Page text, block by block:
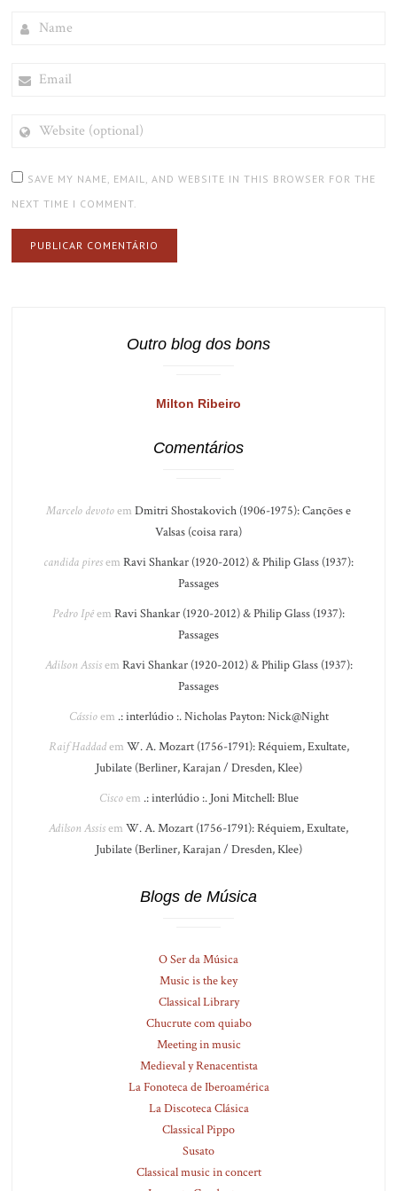
(OPTIONAL)
SAVE MY NAME, EMAIL, AND WEBSITE IN THIS BROWSER FOR THE
NEXT TIME I COMMENT.
Outro blog dos bons
Milton Ribeiro
Comentários
Marcelo devotoem Dmitri Shostakovich (1906-1975): Canções e
Valsas (coisa rara)
candida piresem Ravi Shankar (1920-2012) & Philip Glass (1937):
Passages
Pedro Ipêem Ravi Shankar (1920-2012) & Philip Glass (1937):
Passages
Adilson Assisem Ravi Shankar (1920-2012) & Philip Glass (1937):
Passages
Cássioem .: interlúdio :. Nicholas Payton: Nick@Night
Raif Haddadem W. A. Mozart (1756-1791): Réquiem, Exultate,
Jubilate (Berliner, Karajan / Dresden, Klee)
Ciscoem .: interlúdio :. Joni Mitchell: Blue
Adilson Assisem W. A. Mozart (1756-1791): Réquiem, Exultate,
Jubilate (Berliner, Karajan / Dresden, Klee)
Blogs de Música
O Ser da Música
Music is the key
Classical Library
Chucrute com quiabo
Meeting in music
Medieval y Renacentista
La Fonoteca de Iberoamérica
La Discoteca Clásica
Classical Pippo
Susato
Classical music in concert